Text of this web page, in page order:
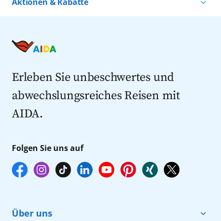
Kreuzfahrten nach Italien
Last Minute Kreuzfahrten
Kreuzfahrten mit Flug
Kreuzfahrten 2027
Erleben Sie unbeschwertes und
abwechslungsreiches Reisen mit
AIDA.
Folgen Sie uns auf
Über uns